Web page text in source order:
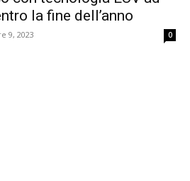
la fine dell’anno
9, 2023 0